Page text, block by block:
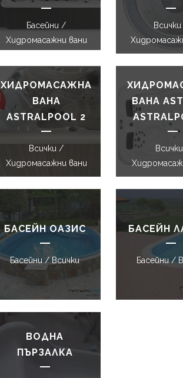
Басейни /
Хидромасажни вани
ХИДРОМАСАЖНА
ВАНА
ASTRALPOOL 2
Всички /
Хидромасажни вани
ВАНА
БАСЕЙН ОАЗИС
Басейни / Всички
БАСЕЙН
Басейни /
ВОДНА
ПЪРЗАЛКА